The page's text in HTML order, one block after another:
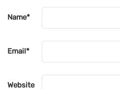
Name*
Email*
Website